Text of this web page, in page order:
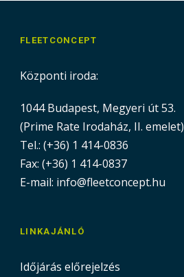
FLEETCONCEPT
Központi iroda:
1044 Budapest, Megyeri út 53.
(Prime Rate Irodaház, II. emelet)
Tel.: (+36) 1 414-0836
Fax: (+36) 1 414-0837
E-mail: info@fleetconcept.hu
LINKAJÁNLÓ
Időjárás előrejelzés